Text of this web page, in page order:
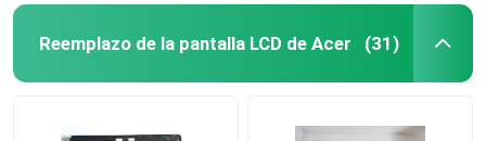
Reemplazo de la pantalla LCD de Acer (31)